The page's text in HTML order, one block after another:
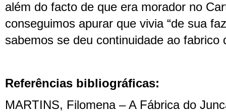
além do facto de que era morador no
conseguimos apurar que vivia “de sua
sabemos se deu continuidade ao fabrico
Referências bibliográficas:
MARTINS, Filomena –AFábricado